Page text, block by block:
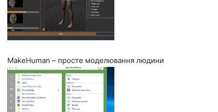
MakeHuman – просте моделювання людини